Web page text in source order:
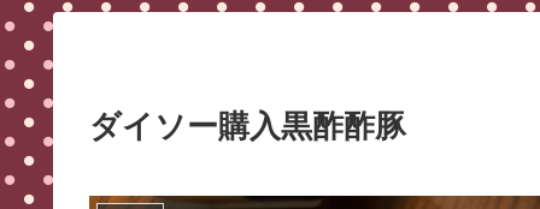
ダイソー購入黒酢酢豚